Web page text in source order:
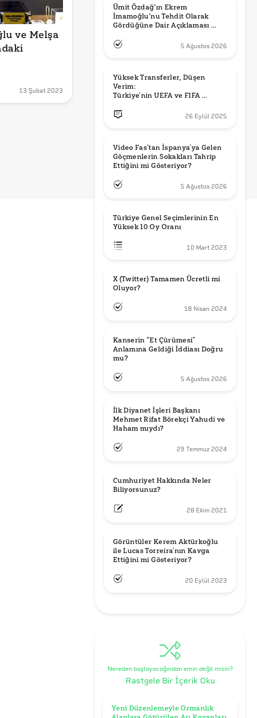
ve Melşa
13 Şubat 2023
Ümit Özdağ'ın Ekrem
İmamoğlu'nu Tehdit Olarak
Gördüğüne Dair Açıklaması
5 Ağustos 2026
Yüksek Transferler, Düşen
Verim:
Türkiye’nin UEFA ve FIFA
26 Eylül 2025
Video Fas’tan İspanya’ya Gelen
Göçmenlerin Sokakları Tahrip
Ettiğini mi Gösteriyor?
5 Ağustos 2026
Türkiye Genel Seçimlerinin En
Yüksek 10 Oy Oranı
10 Mart 2023
X (Twitter) Tamamen Ücretli mi
Oluyor?
18 Nisan 2024
Kanserin “Et Çürümesi”
Anlamına Geldiği İddiası Doğru
mu?
5 Ağustos 2026
İlk Diyanet İşleri Başkanı
Mehmet Rifat Börekçi Yahudi ve
Haham mıydı?
29 Temmuz 2024
Cumhuriyet Hakkında Neler
Biliyorsunuz?
28 Ekim 2021
Görüntüler Kerem Aktürkoğlu
ile Lucas Torreira’nın Kavga
Ettiğini mi Gösteriyor?
20 Eylül 2023
Nereden başlayacağından emin değil misin?
Rastgele Bir İçerik Oku
Yeni Düzenlemeyle Ormanlık